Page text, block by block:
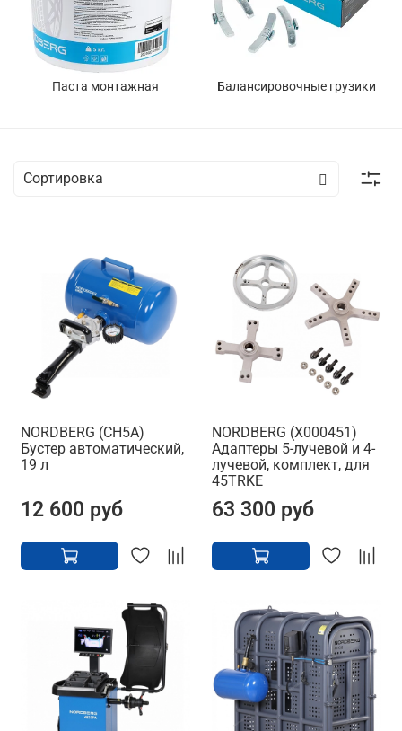
Паста монтажная Балансировочные грузики
NORDBERG (CH5A)
Бустер автоматический,
19 л
12 600 руб
NORDBERG (X000451)
Адаптеры 5-лучевой и 4-
лучевой, комплект, для
45TRKE
63 300 руб